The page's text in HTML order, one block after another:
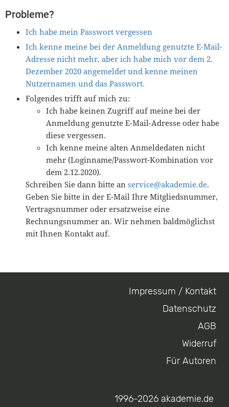
Probleme?
Ich habe mein Passwort vergessen
Ich kenne meine bei der Anmeldung genutzte E-Mail-
Adresse nicht mehr, aber ich habe mich vor dem 2.
Dezember 2020 angemeldet und kenne meinen
Nutzernamen und das Passwort.
Folgendes trifft auf mich zu:
Ich habe keinen Zugriff auf meine bei der
Anmeldung genutzte E-Mail-Adresse oder habe
diese vergessen.
Ich kenne meine alten Anmeldedaten nicht
mehr (Loginname/Passwort-Kombination vor
dem 2.12.2020).
Schreiben Sie dann bitte an service@akademie.de.
Geben Sie bitte in der E-Mail Ihre Mitgliedsnummer,
Vertragsnummer oder ersatzweise eine
Rechnungsnummer an. Wir nehmen baldmöglichst
mit Ihnen Kontakt auf.
Impressum / Kontakt
Datenschutz
AGB
Widerruf
Für Autoren
1996-2026 akademie.de